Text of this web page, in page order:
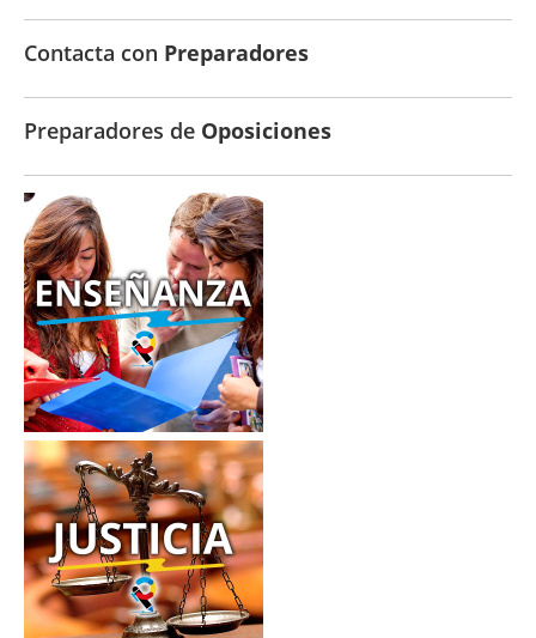
Contacta con Preparadores
Preparadores de Oposiciones